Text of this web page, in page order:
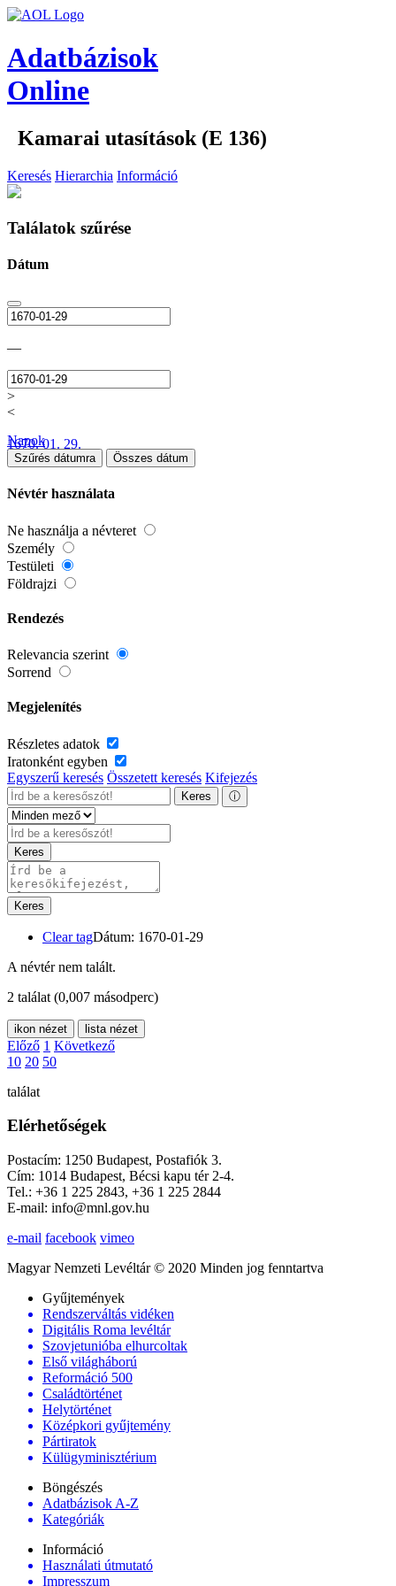
Adatbázisok
Online
Kamarai utasítások (E 136)
Keresés Hierarchia Információ
Találatok szűrése
Dátum
—
>
<
1670. 01. 29.
Napok
Szűrés dátumra Összes dátum
Névtér használata
Ne használja a névteret
Személy
Testületi
Földrajzi
Rendezés
Relevancia szerint
Sorrend
Megjelenítés
Részletes adatok
Iratonként egyben
Egyszerű keresés Összetett keresés Kifejezés
Keres ⓘ
Keres
Keres
Clear tagDátum: 1670-01-29
A névtér nem talált.
2 találat (0,007 másodperc)
ikon nézet lista nézet
Előző 1 Következő
10 20 50
találat
Elérhetőségek
Postacím: 1250 Budapest, Postafiók 3.
Cím: 1014 Budapest, Bécsi kapu tér 2-4.
Tel.: +36 1 225 2843, +36 1 225 2844
E-mail: info@mnl.gov.hu
e-mail facebook vimeo
Magyar Nemzeti Levéltár © 2020 Minden jog fenntartva
Gyűjtemények
Rendszerváltás vidéken
Digitális Roma levéltár
Szovjetunióba elhurcoltak
Első világháború
Reformáció 500
Családtörténet
Helytörténet
Középkori gyűjtemény
Pártiratok
Külügyminisztérium
Böngészés
Adatbázisok A-Z
Kategóriák
Információ
Használati útmutató
Impresszum